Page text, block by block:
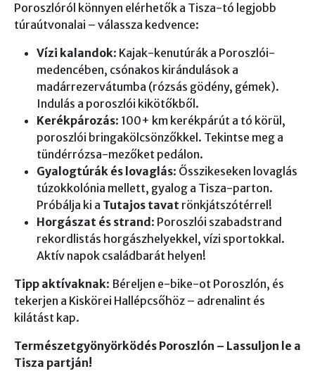
Poroszlóról könnyen elérhetők a Tisza-tó legjobb
túraútvonalai – válassza kedvence:
Vízi kalandok: Kajak-kenutúrák a Poroszlói-
medencében, csónakos kirándulások a
madárrezervátumba (rózsás gödény, gémek).
Indulás a poroszlói kikötőkből.
Kerékpározás: 100+ km kerékpárút a tó körül,
poroszlói bringakölcsönzőkkel. Tekintse meg a
tündérrózsa-mezőket pedálon.
Gyalogtúrák és lovaglás: Ősszikeseken lovaglás
túzokkolónia mellett, gyalog a Tisza-parton.
Próbálja ki a Tutajos tavat rönkjátszótérrel!
Horgászat és strand : Poroszlói szabadstrand
rekordlistás horgászhelyekkel, vízi sportokkal.
Aktív napok családbarát helyen!
Tipp aktívaknak: Béreljen e-bike-ot Poroszlón, és
tekerjen a Kiskörei Hallépcsőhöz – adrenalint és
kilátást kap.
Természetgyönyörködés Poroszlón – Lassuljon le a
Tisza partján!